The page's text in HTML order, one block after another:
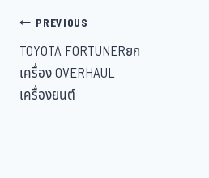
PREVIOUS
TOYOTA FORTUNERยก
เครื่อง OVERHAUL
เครื่องยนต์